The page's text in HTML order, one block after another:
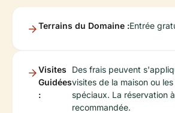
Terrains du Domaine :Entrée
Visites
Guidées
:
Des frais peuvent
visites de la maison ou
spéciaux. La réservation
recommandée.